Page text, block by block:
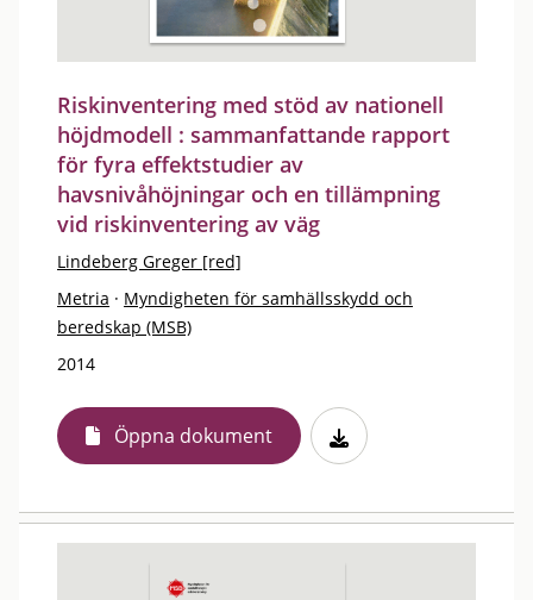
Riskinventering med stöd av nationell
höjdmodell : sammanfattande rapport
för fyra effektstudier av
havsnivåhöjningar och en tillämpning
vid riskinventering av väg
Lindeberg Greger [red]
Metria · Myndigheten för samhällsskydd och
beredskap (MSB)
2014
Öppna dokument